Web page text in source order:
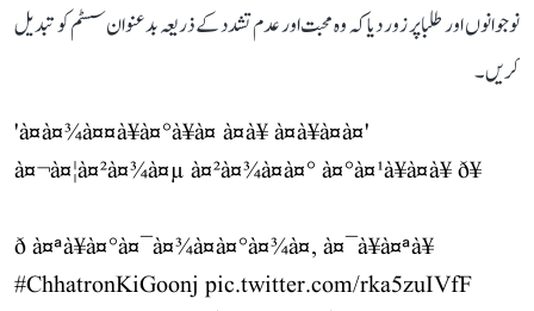
نوجوانوں اور طلبا پر زور دیا کہ وہ محبت اور عدم تشدد کے ذریعہ بدعنوان سسٹم کو تبدیل
کریں۔
'à¤à¤¾à¤¤à¥à¤°à¥à¤ à¤à¥ à¤à¥à¤à¤'
à¤¬à¤¦à¤²à¤¾à¤µ à¤²à¤¾à¤à¤° à¤°à¤¹à¥à¤à¥ ð¥
ð à¤ªà¥à¤°à¤¯à¤¾à¤à¤°à¤¾à¤, à¤¯à¥à¤ªà¥
#ChhatronKiGoonj pic.twitter.com/rka5zuIVfF